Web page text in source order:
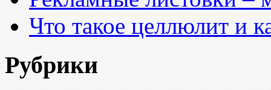
Что такое целлюлит и
Рубрики